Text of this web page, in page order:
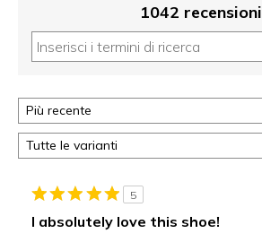
1042 recensioni
5
I absolutely love this shoe!